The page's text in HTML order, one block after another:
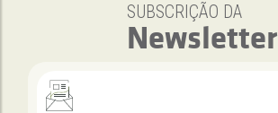
SUBSCRIÇÃO DA
Newsletter